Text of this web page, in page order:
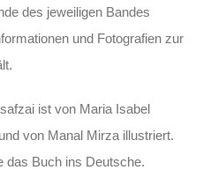
des jeweiligen Bandes
und Fotografien zur
ist von Maria Isabel
von Manal Mirza illustriert.
das Buch ins Deutsche.